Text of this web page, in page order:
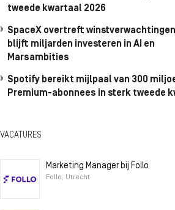
tweede kwartaal 2026
SpaceX overtreft
blijft miljarden investeren in AI en
Marsambities
Spotify bereikt mijlpaal van 300
Premium-abonnees in sterk tweede
VACATURES
Marketing Manager bij Follo
Follo, Utrecht